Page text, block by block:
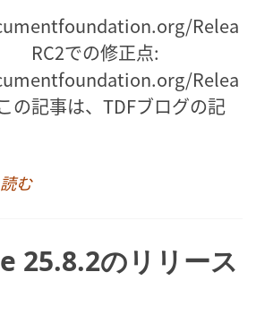
Relea
RC2での修正点:
Relea
の記事は、TDFブログの記
む
25.8.2のリリース